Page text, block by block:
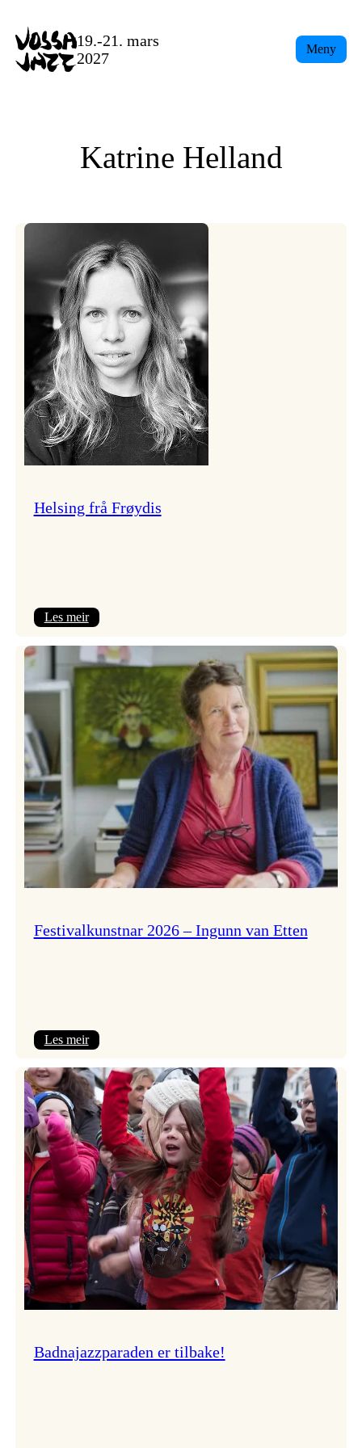
content
19.-21. mars
2027
Meny
Katrine Helland
Helsing frå Frøydis
Les meir:
frå
Frøydis
Festivalkunstnar 2026 – Ingunn van Etten
Les meir:
2026
–
Ingunn van Etten
Badnajazzparaden er tilbake!